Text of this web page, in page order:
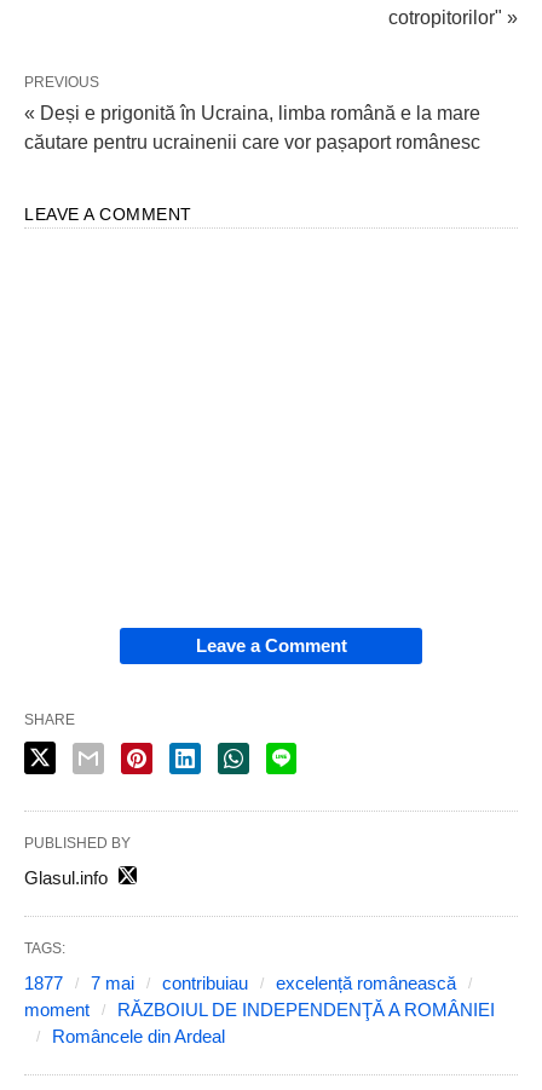
cotropitorilor" »
PREVIOUS
« Deși e prigonită în Ucraina, limba română e la mare
căutare pentru ucrainenii care vor pașaport românesc
LEAVE A COMMENT
Leave a Comment
SHARE
PUBLISHED BY
Glasul.info
TAGS:
1877 7 mai contribuiau
excelență românească
moment
RĂZBOIUL DE INDEPENDENŢĂ A ROMÂNIEI
Româncele din Ardeal